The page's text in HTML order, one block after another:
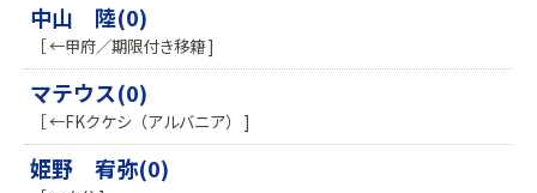
中山 陸(0)
［ ←甲府／期限付き移籍 ]
マテウス(0)
［ ←FKクケシ（アルバニア） ]
姫野 宥弥(0)